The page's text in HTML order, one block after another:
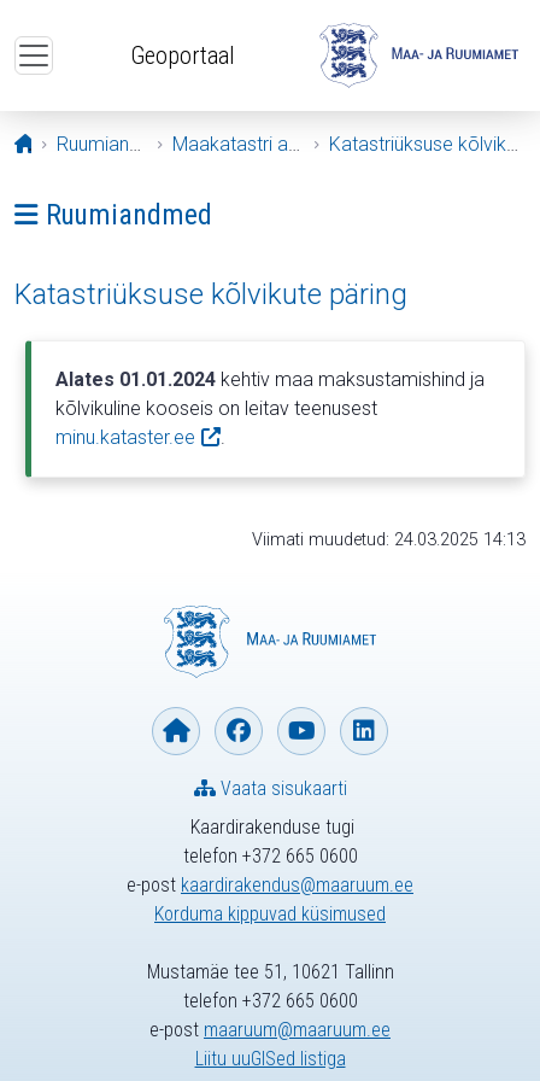
Geoportaal
Avaleht
Ruumiandmed Maakatastri andmed Katastriüksuse kõlvikute päring
Ava menüü: Ruumiandmed
Ruumiandmed
Katastriüksuse kõlvikute päring
Alates 01.01.2024kehtiv maa maksustamishind ja
kõlvikuline kooseis on leitav teenusest
minu.kataster.ee
.
Viimati muudetud: 24.03.2025 14:13
Kaardirakenduse tugi
telefon +372 665 0600
e-post kaardirakendus@maaruum.ee
Korduma kippuvad küsimused
Vaata sisukaarti
Mustamäe tee 51, 10621 Tallinn
telefon +372 665 0600
e-post maaruum@maaruum.ee
Liitu uuGISed listiga